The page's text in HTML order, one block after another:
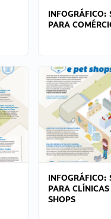
INFOGRÁFICO:
PARA
INFOGRÁFICO:
PARA
SHOPS